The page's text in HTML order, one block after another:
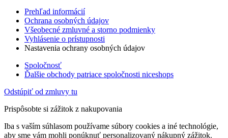
Prehľad informácií
Ochrana osobných údajov
Všeobecné zmluvné a storno podmienky
Vyhlásenie o prístupnosti
Nastavenia ochrany osobných údajov
Spoločnosť
Ďalšie obchody patriace spoločnosti niceshops
Odstúpiť od zmluvy tu
Prispôsobte si zážitok z nakupovania
Iba s vaším súhlasom používame súbory cookies a iné technológie,
aby sme vám mohli ponúknuť personalizovaný nákupný zážitok.